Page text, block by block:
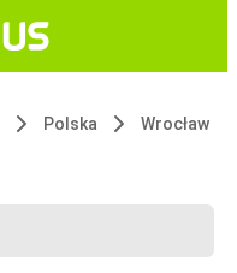
Polska Wrocław